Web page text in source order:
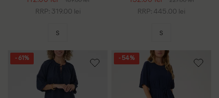
RRP: 319.00 lei
S
RRP: 445.00 lei
S
- 61% - 54%